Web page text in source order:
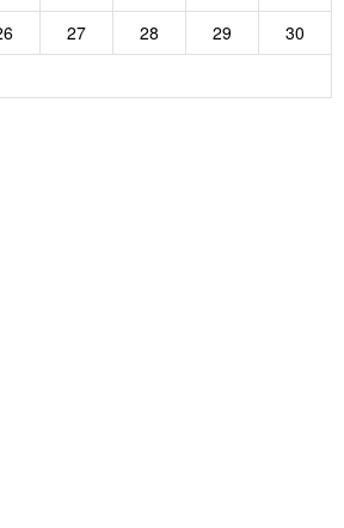
27 28 29
30